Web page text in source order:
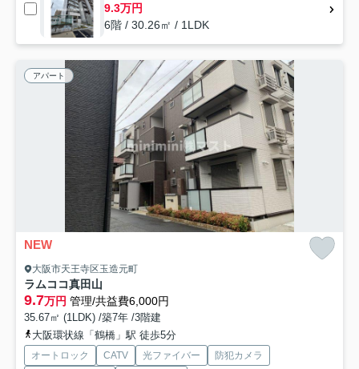
9.3万円
6階 / 30.26㎡ / 1LDK
アパート
NEW
大阪市天王寺区玉造元町
ラムココ真田山
9.7万円 管理/共益費6,000円
35.67㎡ (1LDK) /築7年 /3階建
大阪環状線「鶴橋」駅 徒歩5分
オートロック CATV 光ファイバー
防犯カメラ